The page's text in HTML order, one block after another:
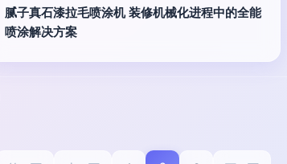
腻子真石漆拉毛喷涂机 装修机械化进程中的全能
喷涂解决方案